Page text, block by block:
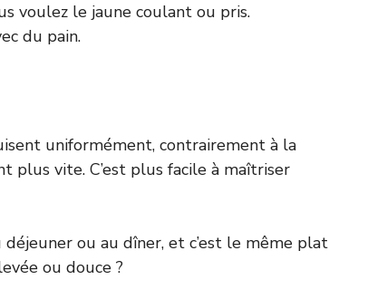
voulez le jaune coulant ou pris.
du pain.
uniformément, contrairement à la
plus vite. C’est plus facile à maîtriser
ou au dîner, et c’est le même plat
ou douce ?